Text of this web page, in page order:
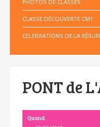
PHOTOS DE CLASSES
CLASSE DÉCOUVERTE CM1
CELEBRATIONS DE LA
PONT de
Quand